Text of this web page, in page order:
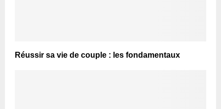
Réussir sa vie de couple : les fondamentaux